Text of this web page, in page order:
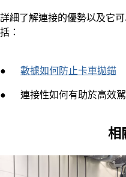
詳細了解連接的優勢以及它
括：
● 數據如何防止卡車拋錨
● 連接性如何有助於高效
相